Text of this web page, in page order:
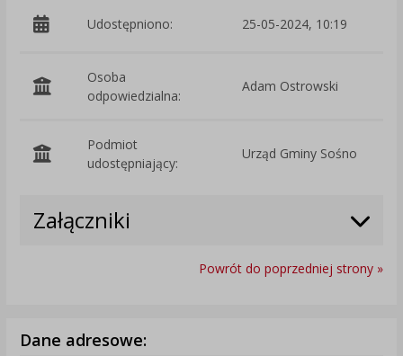
Udostępniono: 25-05-2024, 10:19
Osoba
odpowiedzialna:
Adam Ostrowski
Podmiot
udostępniający:
Urząd Gminy Sośno
Załączniki
Powrót do poprzedniej strony »
Dane adresowe: